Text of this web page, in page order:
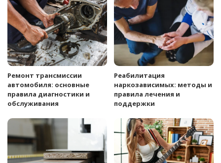
Ремонт трансмиссии
автомобиля: основные
правила диагностики и
обслуживания
Реабилитация
наркозависимых: методы и
правила лечения и
поддержки